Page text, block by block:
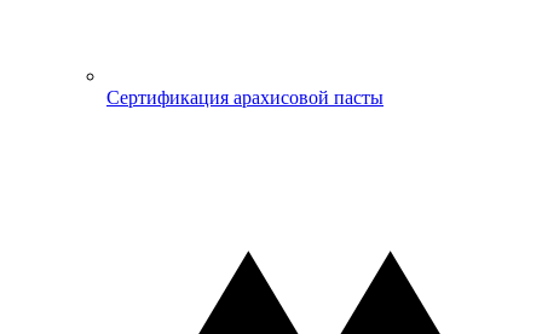
Сертификация арахисовой пасты